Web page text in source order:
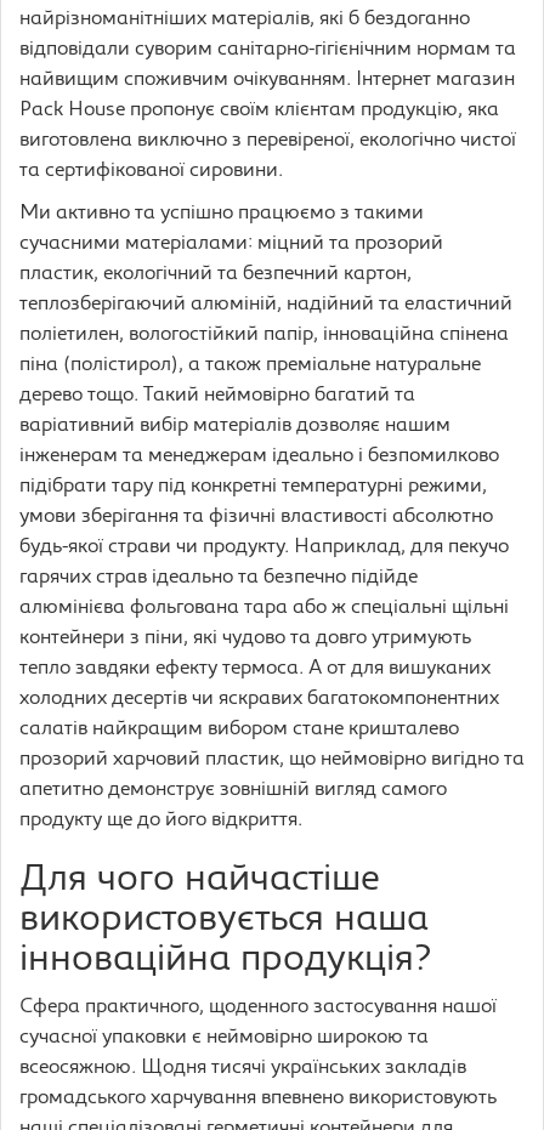
найрізноманітніших матеріалів, які б бездоганно
відповідали суворим санітарно-гігієнічним нормам та
найвищим споживчим очікуванням. Інтернет магазин
Pack House пропонує своїм клієнтам продукцію, яка
виготовлена виключно з перевіреної, екологічно чистої
та сертифікованої сировини.
Ми активно та успішно працюємо з такими
сучасними матеріалами: міцний та прозорий
пластик, екологічний та безпечний картон,
теплозберігаючий алюміній, надійний та еластичний
поліетилен, вологостійкий папір, інноваційна спінена
піна (полістирол), а також преміальне натуральне
дерево тощо. Такий неймовірно багатий та
варіативний вибір матеріалів дозволяє нашим
інженерам та менеджерам ідеально і безпомилково
підібрати тару під конкретні температурні режими,
умови зберігання та фізичні властивості абсолютно
будь-якої страви чи продукту. Наприклад, для пекучо
гарячих страв ідеально та безпечно підійде
алюмінієва фольгована тара або ж спеціальні щільні
контейнери з піни, які чудово та довго утримують
тепло завдяки ефекту термоса. А от для вишуканих
холодних десертів чи яскравих багатокомпонентних
салатів найкращим вибором стане кришталево
прозорий харчовий пластик, що неймовірно вигідно та
апетитно демонструє зовнішній вигляд самого
продукту ще до його відкриття.
Для чого найчастіше
використовується наша
інноваційна продукція?
Сфера практичного, щоденного застосування нашої
сучасної упаковки є неймовірно широкою та
всеосяжною. Щодня тисячі українських закладів
громадського харчування впевнено використовують